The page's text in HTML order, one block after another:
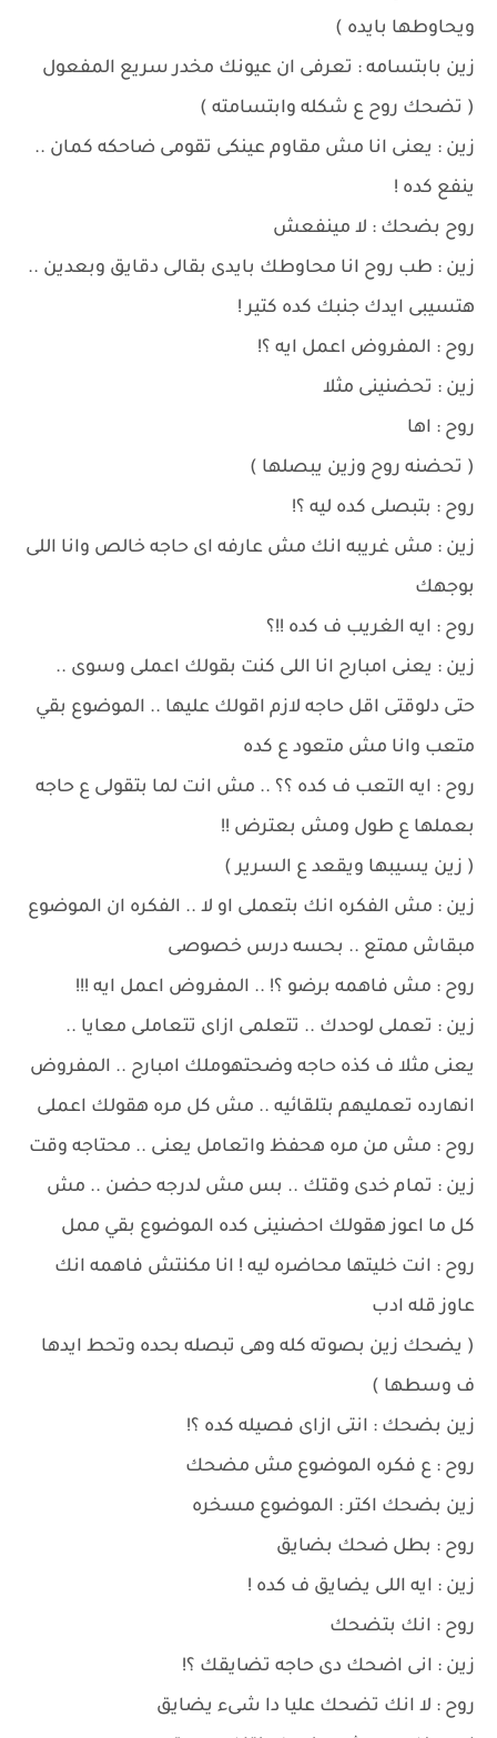
ويحاوطها بايده )
زين بابتسامه : تعرفى ان عيونك مخدر سريع المفعول
( تضحك روح ع شكله وابتسامته )
زين : يعنى انا مش مقاوم عينكى تقومى ضاحكه كمان ..
ينفع كده !
روح بضحك : لا مينفعش
زين : طب روح انا محاوطك بايدى بقالى دقايق وبعدين ..
هتسيبى ايدك جنبك كده كتير !
روح : المفروض اعمل ايه ؟!
زين : تحضنينى مثلا
روح : اها
( تحضنه روح وزين يبصلها )
روح : بتبصلى كده ليه ؟!
زين : مش غريبه انك مش عارفه اى حاجه خالص وانا اللى
بوجهك
روح : ايه الغريب ف كده !!؟
زين : يعنى امبارح انا اللى كنت بقولك اعملى وسوى ..
حتى دلوقتى اقل حاجه لازم اقولك عليها .. الموضوع بقي
متعب وانا مش متعود ع كده
روح : ايه التعب ف كده ؟؟ .. مش انت لما بتقولى ع حاجه
بعملها ع طول ومش بعترض !!
( زين يسيبها ويقعد ع السرير )
زين : مش الفكره انك بتعملى او لا .. الفكره ان الموضوع
مبقاش ممتع .. بحسه درس خصوصى
روح : مش فاهمه برضو ؟! .. المفروض اعمل ايه !!!
زين : تعملى لوحدك .. تتعلمى ازاى تتعاملى معايا ..
يعنى مثلا ف كذه حاجه وضحتهوملك امبارح .. المفروض
انهارده تعمليهم بتلقائيه .. مش كل مره هقولك اعملى
روح : مش من مره هحفظ واتعامل يعنى .. محتاجه وقت
زين : تمام خدى وقتك .. بس مش لدرجه حضن .. مش
كل ما اعوز هقولك احضنينى كده الموضوع بقي ممل
روح : انت خليتها محاضره ليه ! انا مكنتش فاهمه انك
عاوز قله ادب
( يضحك زين بصوته كله وهى تبصله بحده وتحط ايدها
ف وسطها )
زين بضحك : انتى ازاى فصيله كده ؟!
روح : ع فكره الموضوع مش مضحك
زين بضحك اكتر : الموضوع مسخره
روح : بطل ضحك بضايق
زين : ايه اللى يضايق ف كده !
روح : انك بتضحك
زين : انى اضحك دى حاجه تضايقك ؟!
روح : لا انك تضحك عليا دا شىء يضايق